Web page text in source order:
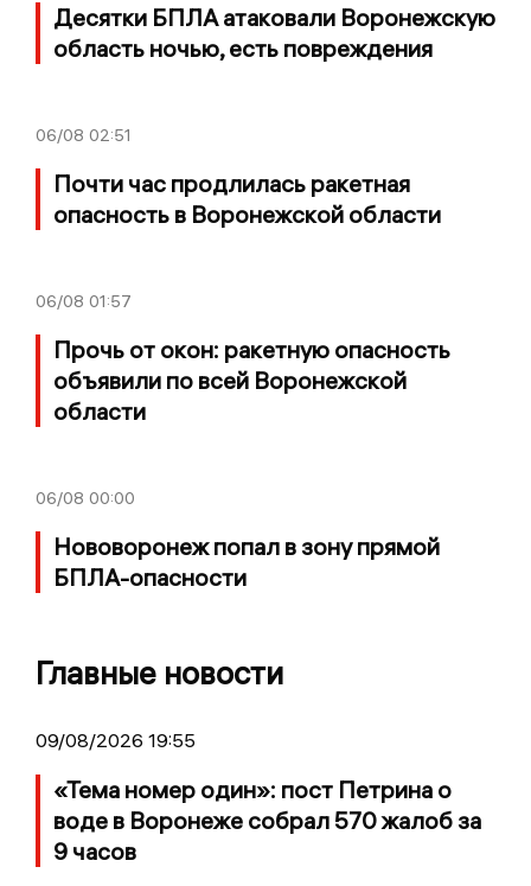
Десятки БПЛА атаковали Воронежскую
область ночью, есть повреждения
06/08 02:51
Почти час продлилась ракетная
опасность в Воронежской области
06/08 01:57
Прочь от окон: ракетную опасность
объявили по всей Воронежской
области
06/08 00:00
Нововоронеж попал в зону прямой
БПЛА-опасности
Главные новости
09/08/2026 19:55
«Тема номер один»: пост Петрина о
воде в Воронеже собрал 570 жалоб за
9 часов